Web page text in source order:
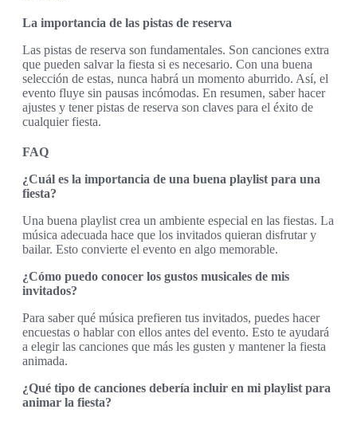
La importancia de las pistas de reserva
Las pistas de reserva son fundamentales. Son canciones extra
que pueden salvar la fiesta si es necesario. Con una buena
selección de estas, nunca habrá un momento aburrido. Así, el
evento fluye sin pausas incómodas. En resumen, saber hacer
ajustes y tener pistas de reserva son claves para el éxito de
cualquier fiesta.
FAQ
¿Cuál es la importancia de una buena playlist para una
fiesta?
Una buena playlist crea un ambiente especial en las fiestas. La
música adecuada hace que los invitados quieran disfrutar y
bailar. Esto convierte el evento en algo memorable.
¿Cómo puedo conocer los gustos musicales de mis
invitados?
Para saber qué música prefieren tus invitados, puedes hacer
encuestas o hablar con ellos antes del evento. Esto te ayudará
a elegir las canciones que más les gusten y mantener la fiesta
animada.
¿Qué tipo de canciones debería incluir en mi playlist para
animar la fiesta?